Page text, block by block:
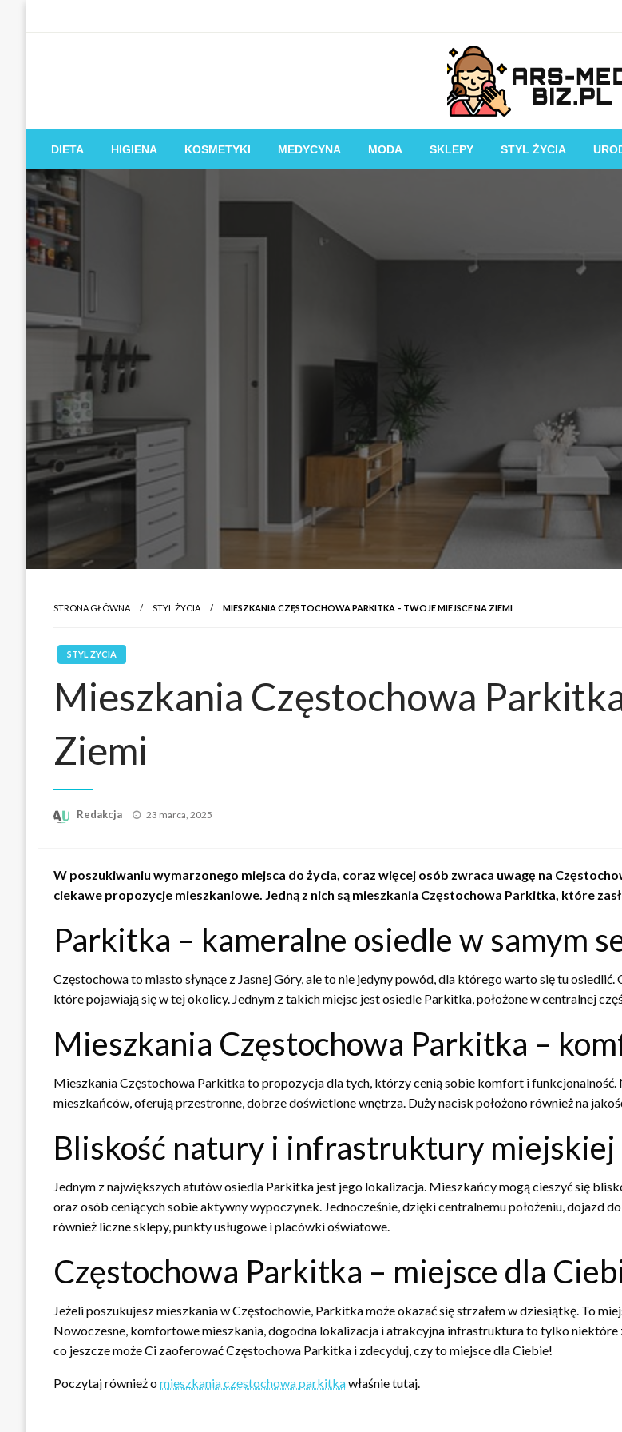
Ars-
Piękniejsza strona Ciebie!
DIETA HIGIENA KOSMETYKI MEDYCYNA MODA SKLEPY STYL ŻYCIA
STRONA GŁÓWNA STYL ŻYCIA MIESZKANIA CZĘSTOCHOWA PARKITKA – TWOJE MIEJSCE NA ZIEMI
STYL ŻYCIA
Mieszkania Częstochowa
Ziemi
Redakcja
Opublikowane
23 marca, 2025
W poszukiwaniu wymarzonego miejsca do życia, coraz więcej osób zwraca uwagę na
ciekawe propozycje mieszkaniowe. Jedną z nich są mieszkania Częstochowa Parkitka, które
Parkitka – kameralne osiedle w samym
Częstochowa to miasto słynące z Jasnej Góry, ale to nie jedyny powód, dla którego warto się tu
które pojawiają się w tej okolicy. Jednym z takich miejsc jest osiedle Parkitka, położone w centralnej
Mieszkania Częstochowa Parkitka –
Mieszkania Częstochowa Parkitka to propozycja dla tych, którzy cenią sobie komfort i
mieszkańców, oferują przestronne, dobrze doświetlone wnętrza. Duży nacisk położono również na
Bliskość natury i infrastruktury miejskiej
Jednym z największych atutów osiedla Parkitka jest jego lokalizacja. Mieszkańcy mogą cieszyć się
oraz osób ceniących sobie aktywny wypoczynek. Jednocześnie, dzięki centralnemu położeniu, dojazd
również liczne sklepy, punkty usługowe i placówki oświatowe.
Częstochowa Parkitka – miejsce dla
Jeżeli poszukujesz mieszkania w Częstochowie, Parkitka może okazać się strzałem w dziesiątkę. To
Nowoczesne, komfortowe mieszkania, dogodna lokalizacja i atrakcyjna infrastruktura to tylko
co jeszcze może Ci zaoferować Częstochowa Parkitka i zdecyduj, czy to miejsce dla Ciebie!
Poczytaj również omieszkania częstochowa parkitkawłaśnie tutaj.